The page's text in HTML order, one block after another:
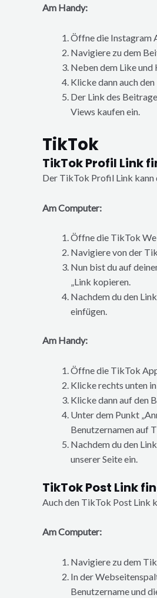
Am Handy:
Öffne die Instagram
Navigiere zu dem
Neben dem Like und
Klicke dann auch
Der Link des
Views kaufen ein.
TikTok
TikTok Profil Link
Der TikTok Profil Link kann
Am Computer:
Öffne die TikTok
Navigiere von der
Nun bist du auf
„Link kopieren.
Nachdem du den
einfügen.
Am Handy:
Öffne die TikTok
Klicke rechts unten
Klicke dann auf den
Unter dem Punkt
Benutzernamen auf
Nachdem du den
unserer Seite ein.
TikTok Post Link
Auch den TikTok Post Link
Am Computer:
Navigiere zu dem
In der
Benutzername und